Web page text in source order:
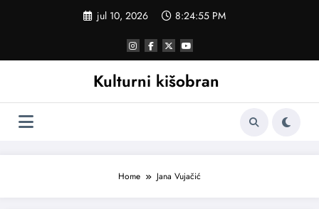
jul 10, 2026 8:24:56 PM
Kulturni kišobran
Home Jana Vujačić